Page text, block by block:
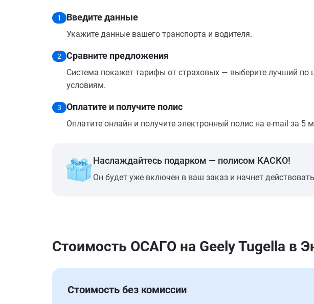
1 Введите данные
Укажите данные вашего транспорта и водителя.
2 Сравните предложения
Система покажет тарифы от страховых — выберите лучший по
условиям.
3 Оплатите и получите полис
Оплатите онлайн и получите электронный полис на e-mail за 5
Наслаждайтесь подарком — полисом КАСКО!
Он будет уже включен в ваш заказ и начнет
Стоимость ОСАГО на Geely Tugella в
Стоимость без комиссии